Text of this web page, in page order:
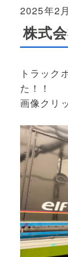
2025年2
株式
トラック
た！！
画像クリ